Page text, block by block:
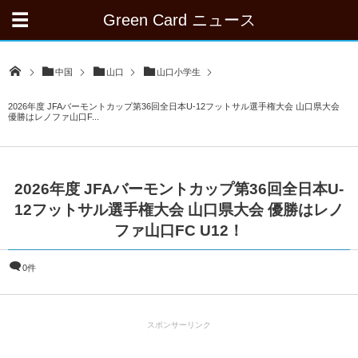
Green Card ニュース
中国 山口 山口小学生
2026年度 JFAバーモントカップ第36回全日本U-12フットサル選手権大会 山口県大会
優勝はレノファ山口F...
2026年度 JFAバーモントカップ第36回全日本U-
12フットサル選手権大会 山口県大会 優勝はレノ
ファ山口FC U12！
0件
スポンサーリンク